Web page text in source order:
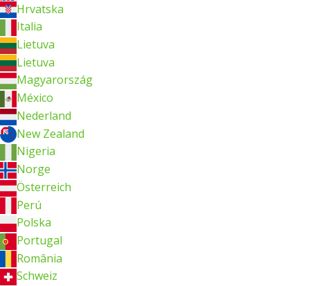
Hrvatska
Italia
Lietuva
Lietuva
Magyarország
México
Nederland
New Zealand
Nigeria
Norge
Österreich
Perú
Polska
Portugal
România
Schweiz